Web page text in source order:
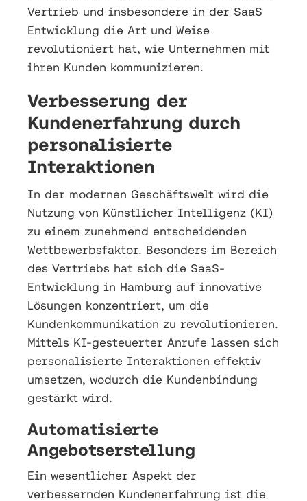
Vertrieb und insbesondere in der SaaS
Entwicklung die Art und Weise
revolutioniert hat, wie Unternehmen mit
ihren Kunden kommunizieren.
Verbesserung der
Kundenerfahrung durch
personalisierte
Interaktionen
In der modernen Geschäftswelt wird die
Nutzung von Künstlicher Intelligenz (KI)
zu einem zunehmend entscheidenden
Wettbewerbsfaktor. Besonders im Bereich
des Vertriebs hat sich die SaaS-
Entwicklung in Hamburg auf innovative
Lösungen konzentriert, um die
Kundenkommunikation zu revolutionieren.
Mittels KI-gesteuerter Anrufe lassen sich
personalisierte Interaktionen effektiv
umsetzen, wodurch die Kundenbindung
gestärkt wird.
Automatisierte
Angebotserstellung
Ein wesentlicher Aspekt der
verbessernden Kundenerfahrung ist die